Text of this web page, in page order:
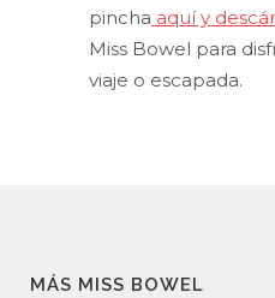
pincha aquí y
Miss Bowel para
viaje o escapada.
MÁS MISS BOWEL